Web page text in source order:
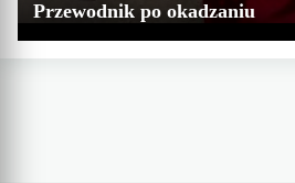
Przewodnik po okadzaniu